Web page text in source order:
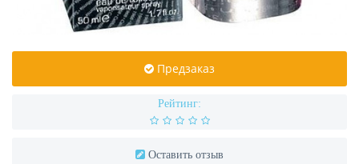
Предзаказ
Рейтинг:
Оставить отзыв